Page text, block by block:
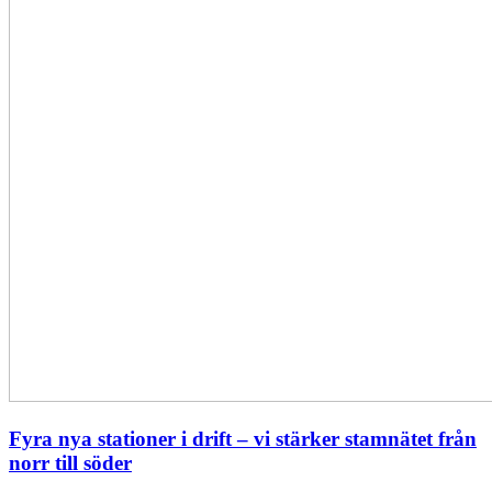
Fyra nya stationer i drift – vi stärker stamnätet från
norr till söder